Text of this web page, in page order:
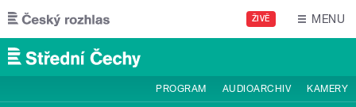
Přejít k hlavnímu obsahu
ŽIVĚ MENU
PROGRAM AUDIOARCHIV KAMERY